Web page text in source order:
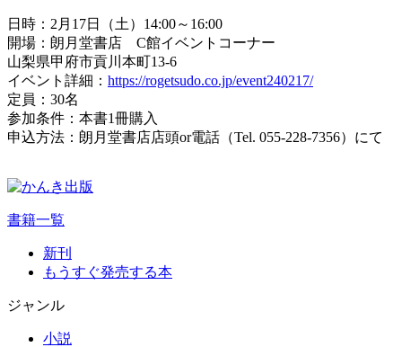
日時： 2 月 17日（土） 14:00～ 16:00
開場：朗月堂書店 C館イベントコーナー
山梨県甲府市貢川本町13-6
イベント詳細： https://rogetsudo.co.jp/event240217/
定員： 30名
参加条件：本書1冊購入
申込方法：朗月堂書店店頭or電話（Tel. 055-228-7356）にて
書籍一覧
新刊
もうすぐ発売する本
ジャンル
小説